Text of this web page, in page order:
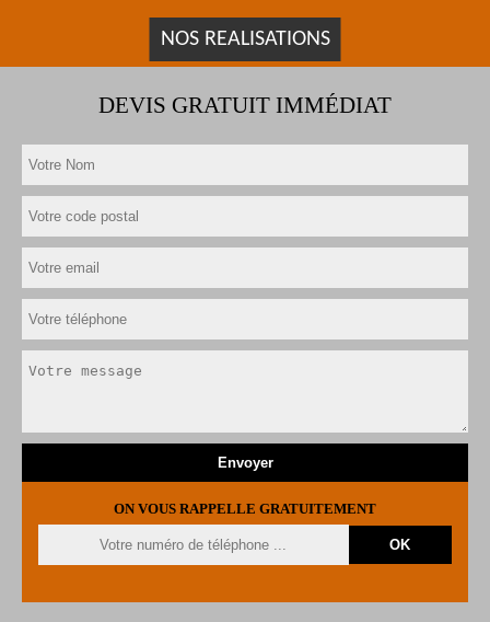
NOS REALISATIONS
DEVIS GRATUIT IMMÉDIAT
ON VOUS RAPPELLE GRATUITEMENT